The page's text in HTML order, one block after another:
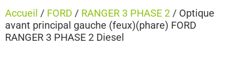
Accueil / FORD / RANGER 3 PHASE 2 / Optique
avant principal gauche (feux)(phare) FORD
RANGER 3 PHASE 2 Diesel